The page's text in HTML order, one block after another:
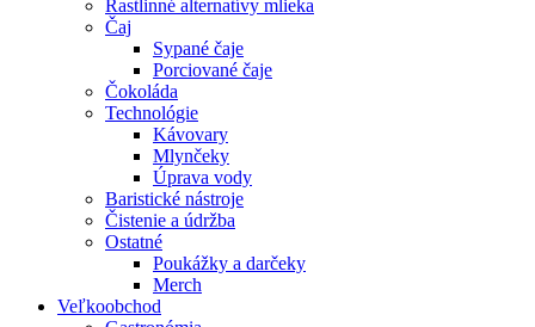
Rastlinné alternatívy mlieka
Čaj
Sypané čaje
Porciované čaje
Čokoláda
Technológie
Kávovary
Mlynčeky
Úprava vody
Baristické nástroje
Čistenie a údržba
Ostatné
Poukážky a darčeky
Merch
Veľkoobchod